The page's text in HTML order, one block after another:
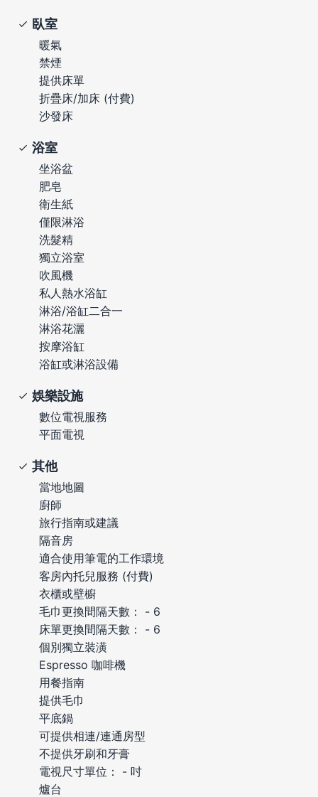
臥室
暖氣
禁煙
提供床單
折疊床/加床 (付費)
沙發床
浴室
坐浴盆
肥皂
衛生紙
僅限淋浴
洗髮精
獨立浴室
吹風機
私人熱水浴缸
淋浴/浴缸二合一
淋浴花灑
按摩浴缸
浴缸或淋浴設備
娛樂設施
數位電視服務
平面電視
其他
當地地圖
廚師
旅行指南或建議
隔音房
適合使用筆電的工作環境
客房內托兒服務 (付費)
衣櫃或壁櫥
毛巾更換間隔天數： - 6
床單更換間隔天數： - 6
個別獨立裝潢
Espresso 咖啡機
用餐指南
提供毛巾
平底鍋
可提供相連/連通房型
不提供牙刷和牙膏
電視尺寸單位： - 吋
爐台